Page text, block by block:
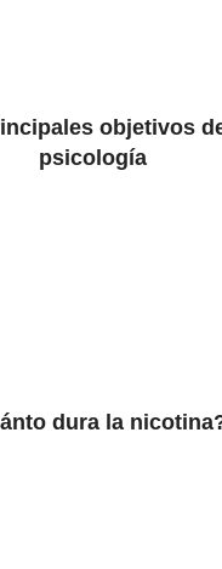
objetivos
psicología
dura la